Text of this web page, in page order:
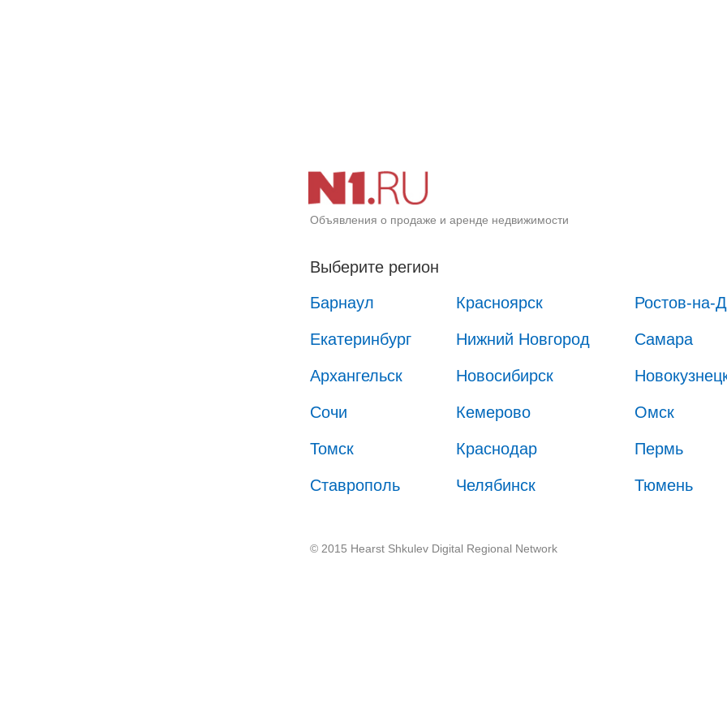
Объявления о продаже и аренде недвижимости
Выберите регион
Барнаул
Красноярск Ростов-на-
Екатеринбург Нижний Новгород Самара
Архангельск Новосибирск
Сочи Кемерово Омск
Томск Краснодар Пермь
Ставрополь Челябинск Тюмень
© 2015 Hearst Shkulev Digital Regional Network